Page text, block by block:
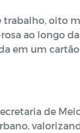
oito
ao longo
em um
de